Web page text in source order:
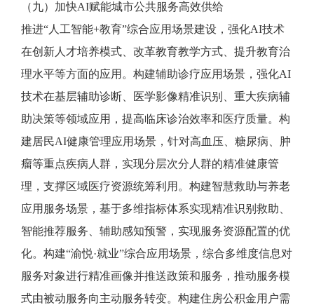
（九）加快AI赋能城市公共服务高效供给
推进“人工智能+教育”综合应用场景建设，强化AI技术
在创新人才培养模式、改革教育教学方式、提升教育治
理水平等方面的应用。构建辅助诊疗应用场景，强化AI
技术在基层辅助诊断、医学影像精准识别、重大疾病辅
助决策等领域应用，提高临床诊治效率和医疗质量。构
建居民AI健康管理应用场景，针对高血压、糖尿病、肿
瘤等重点疾病人群，实现分层次分人群的精准健康管
理，支撑区域医疗资源统筹利用。构建智慧救助与养老
应用服务场景，基于多维指标体系实现精准识别救助、
智能推荐服务、辅助感知预警，实现服务资源配置的优
化。构建“渝悦·就业”综合应用场景，综合多维度信息对
服务对象进行精准画像并推送政策和服务，推动服务模
式由被动服务向主动服务转变。构建住房公积金用户需